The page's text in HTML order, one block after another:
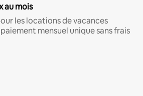
au mois
les locations de vacances
mensuel unique sans frais